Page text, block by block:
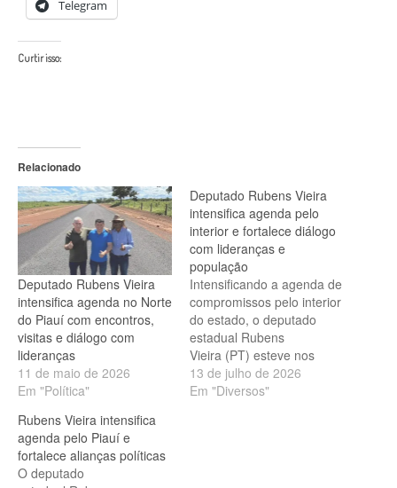
Telegram
Curtir isso:
Relacionado
Deputado Rubens Vieira
intensifica agenda no Norte
do Piauí com encontros,
visitas e diálogo com
lideranças
11 de maio de 2026
Em "Política"
Deputado Rubens Vieira
intensifica agenda pelo
interior e fortalece diálogo
com lideranças e
população
Intensificando a agenda de
compromissos pelo interior
do estado, o deputado
estadual Rubens
Vieira (PT) esteve nos
municípios de Pimenteiras,
Francinópolis e São
13 de julho de 2026
Em "Diversos"
Rubens Vieira intensifica
agenda pelo Piauí e
fortalece alianças políticas
O deputado